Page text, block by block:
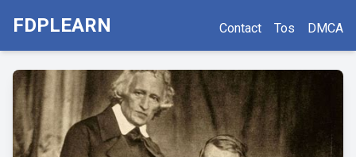
FDPLEARN Contact Tos DMCA